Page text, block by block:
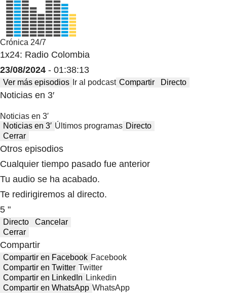
Crónica 24/7
1x24: Radio Colombia
23/08/2024 - 01:38:13
Ver más episodios Ir al podcast Compartir Directo
Noticias en 3′
Noticias en 3′
Noticias en 3′ Últimos programas Directo
Cerrar
Otros episodios
Cualquier tiempo pasado fue anterior
Tu audio se ha acabado.
Te redirigiremos al directo.
5 "
Directo
Cancelar
Cerrar
Compartir
Compartir en Facebook Facebook
Compartir en Twitter Twitter
Compartir en LinkedIn Linkedin
Compartir en WhatsApp WhatsApp